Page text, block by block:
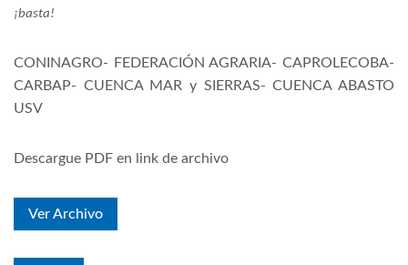
¡basta!
CONINAGRO- FEDERACIÓN AGRARIA- CAPROLECOBA-
CARBAP- CUENCA MAR y SIERRAS- CUENCA ABASTO
USV
Descargue PDF en link de archivo
Ver Archivo